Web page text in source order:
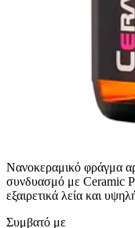
Νανοκεραμικό φράγμα
συνδυασμό με Ceramic
εξαιρετικά λεία και
Συμβατό με